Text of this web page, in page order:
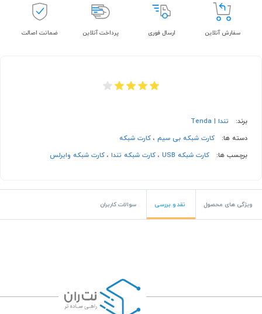
سفارش آنلاین ارسال فوری پرداخت آنلاین ضمانت اصالت
برند:
تندا | Tenda
دسته ها:
کارت شبکه بی سیم، کارت شبکه
برچسب ها:
کارت شبکه USB ، کارت شبکه تندا، کارت شبکه وایرلس
ویژگی های محصول نقد و بررسی سوالات کاربران